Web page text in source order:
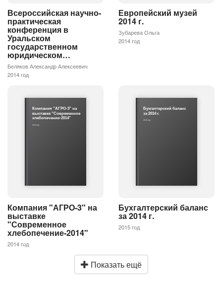
Всероссийская научно-
практическая
конференция в
Уральском
государственном
юридическом…
Беляков Александр Алексеевич
2014 год
Европейский музей
2014 г.
Зубарева Ольга
2014 год
Компания "АГРО-3" на
выставке "Современное
хлебопечение-2014"
2014 год
Компания "АГРО-3" на
выставке
"Современное
хлебопечение-2014"
2014 год
Бухгалтерский баланс
за 2014 г.
2015 год
Бухгалтерский баланс
за 2014 г.
2015 год
Показать ещё